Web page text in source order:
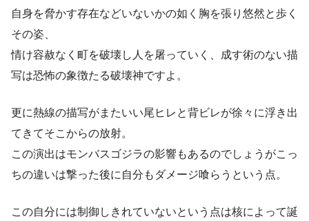
自身を脅かす存在などいないかの如く胸を張り悠然と歩く
その姿、
情け容赦なく町を破壊し人を屠っていく、成す術のない描
写は恐怖の象徴たる破壊神ですよ。
更に熱線の描写がまたいい尾ヒレと背ビレが徐々に浮き出
てきてそこからの放射。
この演出はモンバスゴジラの影響もあるのでしょうがこっ
ちの違いは撃った後に自分もダメージ喰らうという点。
この自分には制御しきれていないという点は核によって誕